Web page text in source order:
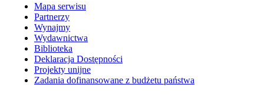
Mapa serwisu
Partnerzy
Wynajmy
Wydawnictwa
Biblioteka
Deklaracja Dostępności
Projekty unijne
Zadania dofinansowane z budżetu państwa